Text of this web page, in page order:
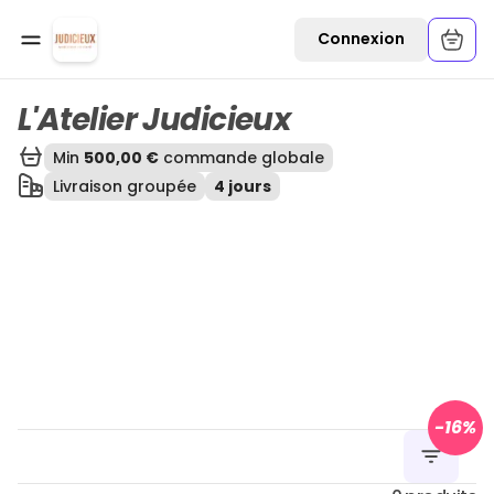
Connexion
Ouvrir une commande
L'Atelier Judicieux
Min 500,00 € commande globale
Livraison groupée
4 jours
-16%